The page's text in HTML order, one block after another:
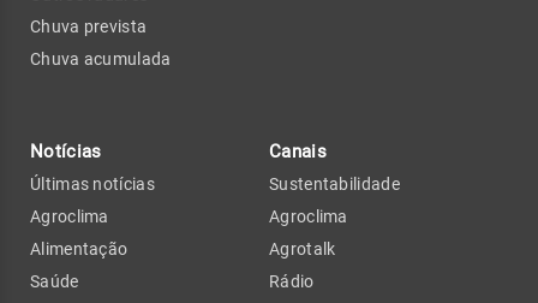
Chuva prevista
Chuva acumulada
Notícias
Últimas notícias
Agroclima
Alimentação
Saúde
Canais
Sustentabilidade
Agroclima
Agrotalk
Rádio